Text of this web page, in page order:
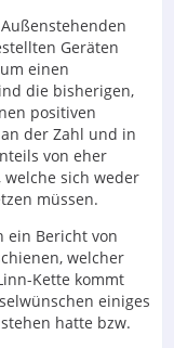
Geräten
einen
die bisherigen,
positiven
der Zahl und in
von eher
sich weder
müssen.
ein Bericht von
welcher
Kette kommt
einiges
hatte bzw.